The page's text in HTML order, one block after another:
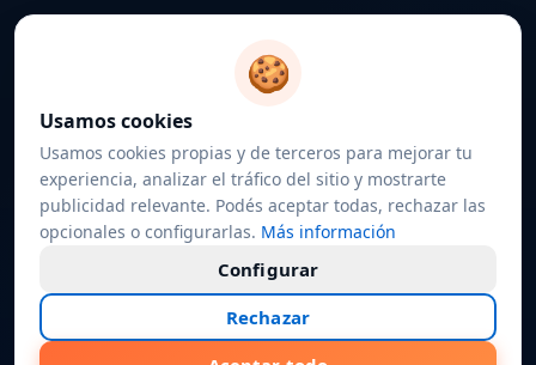
Federaciones
Sobre nosotros
Contacto
Política de cookies
Configurar cookies
4estilos.com · Todos los derechos reservados
Hecho con♥por nadadores, para nadadores.
Desarrollado porP3Design.com
🍪
Usamos cookies
Usamos cookies propias y de terceros para mejorar tu
experiencia, analizar el tráfico del sitio y mostrarte
publicidad relevante. Podés aceptar todas, rechazar las
opcionales o configurarlas. Más información
Configurar
Rechazar